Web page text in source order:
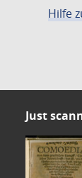
Hilfe
Just